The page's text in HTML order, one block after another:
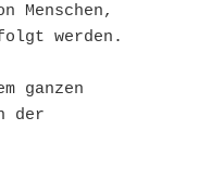
Menschen,
werden.
ganzen
der